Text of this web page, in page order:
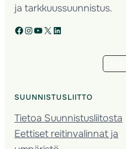
ja tarkkuussuunnistus.
Facebook Instagram YouTube X LinkedIn
SUUNNISTUSLIITTO
Tietoa Suunnistusliitosta
Eettiset reitinvalinnat ja